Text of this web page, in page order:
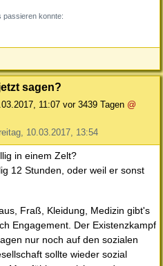
passieren konnte:
sagen?
11:07 vor 3439 Tagen @
10.03.2017, 13:54
in einem Zelt?
12 Stunden, oder weil er sonst
Fraß, Kleidung, Medizin gibt's
Engagement. Der Existenzkampf
nur noch auf den sozialen
sollte wieder sozial